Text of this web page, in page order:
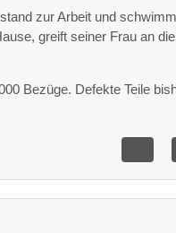
zur Arbeit und
greift seiner Frau an die
Bezüge. Defekte Teile